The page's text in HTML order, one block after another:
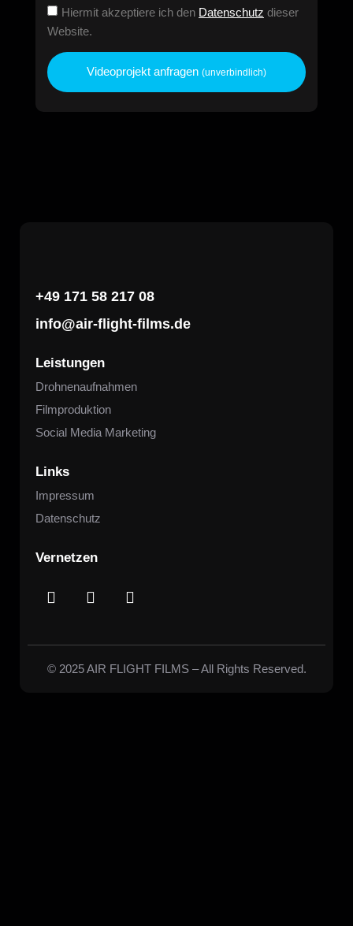
Hiermit akzeptiere ich den Datenschutz dieser
Website.
Videoprojekt anfragen (unverbindlich)
+49 171 58 217 08
info@air-flight-films.de
Leistungen
Drohnenaufnahmen
Filmproduktion
Social Media Marketing
Links
Impressum
Datenschutz
Vernetzen
© 2025 AIR FLIGHT FILMS – All Rights Reserved.